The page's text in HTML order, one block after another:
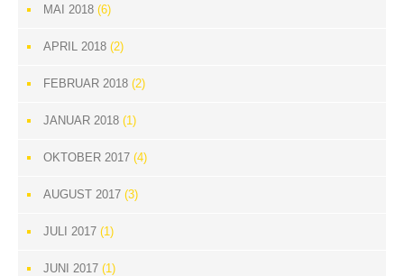
MAI 2018 (6)
APRIL 2018 (2)
FEBRUAR 2018 (2)
JANUAR 2018 (1)
OKTOBER 2017 (4)
AUGUST 2017 (3)
JULI 2017 (1)
JUNI 2017 (1)